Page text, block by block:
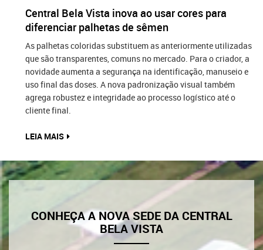
Central Bela Vista inova ao usar cores para
diferenciar palhetas de sêmen
As palhetas coloridas substituem as anteriormente utilizadas
que são transparentes, comuns no mercado. Para o criador, a
novidade aumenta a segurança na identificação, manuseio e
uso final das doses. A nova padronização visual também
agrega robustez e integridade ao processo logístico até o
cliente final.
LEIA MAIS
CONHEÇA A NOVA SEDE DA CENTRAL
BELA VISTA